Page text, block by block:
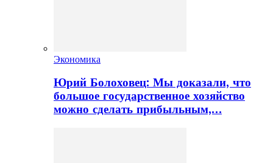
Экономика
Юрий Болоховец: Мы доказали, что
большое государственное хозяйство
можно сделать прибыльным,…